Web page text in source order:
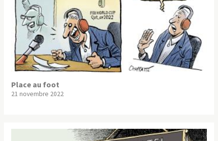
Place au foot
21 novembre 2022